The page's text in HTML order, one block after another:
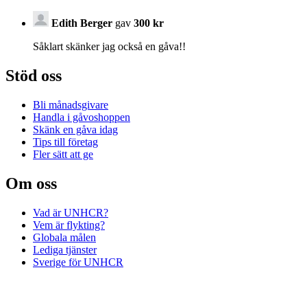
Edith Berger gav 300 kr
Såklart skänker jag också en gåva!!
Stöd oss
Bli månadsgivare
Handla i gåvoshoppen
Skänk en gåva idag
Tips till företag
Fler sätt att ge
Om oss
Vad är UNHCR?
Vem är flykting?
Globala målen
Lediga tjänster
Sverige för UNHCR